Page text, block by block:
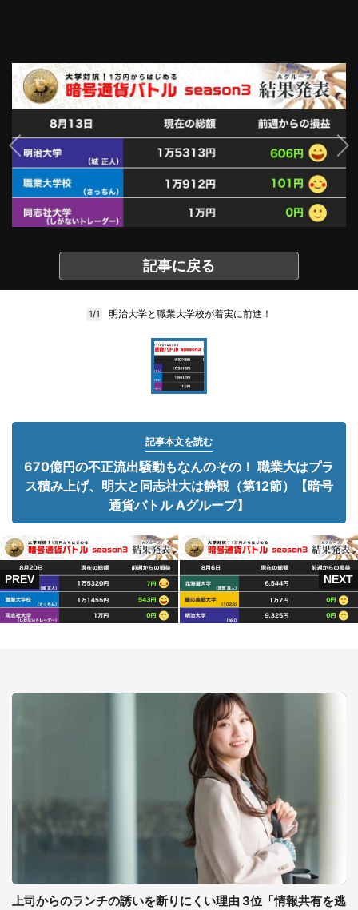
記事に戻る
1/1 明治大学と職業大学校が着実に前進！
記事本文を読む
670億円の不正流出騒動もなんのその！ 職業大はプラ
ス積み上げ、明大と同志社大は静観（第12節）【暗号
通貨バトル Aグループ】
上司からのランチの誘いを断りにくい理由 3位「情報共有を逃